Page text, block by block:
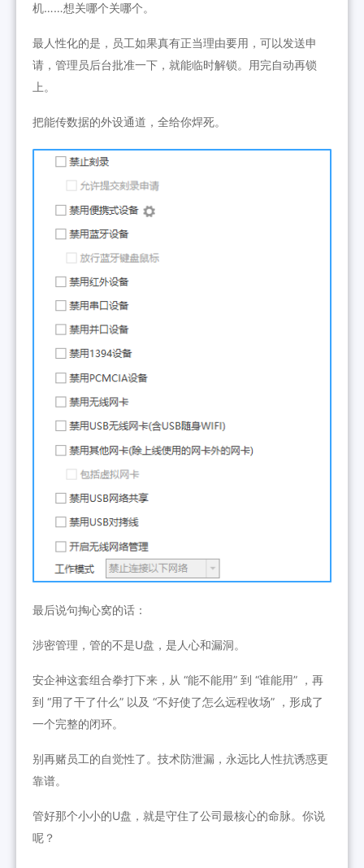
机……想关哪个关哪个。
最人性化的是，员工如果真有正当理由要用，可以发送申
请，管理员后台批准一下，就能临时解锁。用完自动再锁
上。
把能传数据的外设通道，全给你焊死。
最后说句掏心窝的话：
涉密管理，管的不是U盘，是人心和漏洞。
安企神这套组合拳打下来，从 “能不能用” 到 “谁能用” ，再
到 “用了干了什么” 以及 “不好使了怎么远程收场” ，形成了
一个完整的闭环。
别再赌员工的自觉性了。技术防泄漏，永远比人性抗诱惑更
靠谱。
管好那个小小的U盘，就是守住了公司最核心的命脉。你说
呢？